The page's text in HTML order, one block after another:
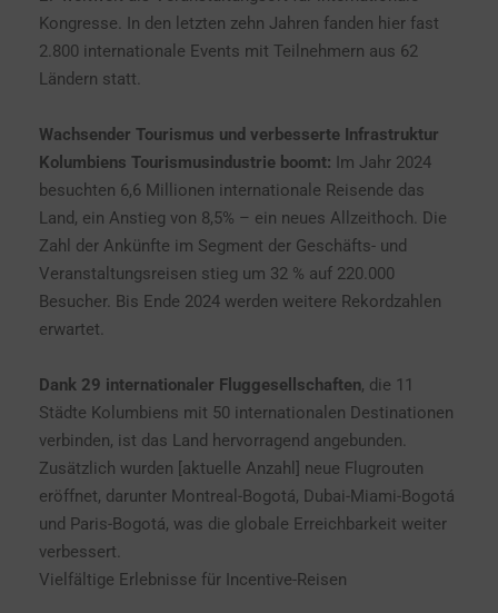
Kongresse. In den letzten zehn Jahren fanden hier fast
2.800 internationale Events mit Teilnehmern aus 62
Ländern statt.
Wachsender Tourismus und verbesserte Infrastruktur
Kolumbiens Tourismusindustrie boomt: Im Jahr 2024
besuchten 6,6 Millionen internationale Reisende das
Land, ein Anstieg von 8,5% – ein neues Allzeithoch. Die
Zahl der Ankünfte im Segment der Geschäfts- und
Veranstaltungsreisen stieg um 32 % auf 220.000
Besucher. Bis Ende 2024 werden weitere Rekordzahlen
erwartet.
Dank 29 internationaler Fluggesellschaften, die 11
Städte Kolumbiens mit 50 internationalen Destinationen
verbinden, ist das Land hervorragend angebunden.
Zusätzlich wurden [aktuelle Anzahl] neue Flugrouten
eröffnet, darunter Montreal-Bogotá, Dubai-Miami-Bogotá
und Paris-Bogotá, was die globale Erreichbarkeit weiter
verbessert.
Vielfältige Erlebnisse für Incentive-Reisen